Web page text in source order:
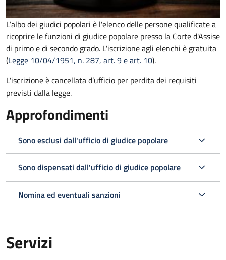
L’albo dei giudici popolari è l'elenco delle persone qualificate a
ricoprire le funzioni di giudice popolare presso la Corte d'Assise
di primo e di secondo grado. L'iscrizione agli elenchi è gratuita
(Legge 10/04/1951, n. 287, art. 9 e art. 10).
L'iscrizione è cancellata d’ufficio per perdita dei requisiti
previsti dalla legge.
Approfondimenti
Sono esclusi dall'ufficio di giudice popolare
Sono dispensati dall'ufficio di giudice popolare
Nomina ed eventuali sanzioni
Servizi